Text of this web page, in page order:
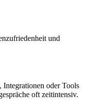
und
oder Tools
oft zeitintensiv.